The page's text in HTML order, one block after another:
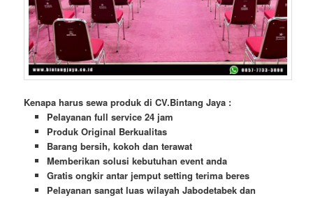
Kenapa harus sewa produk di CV.Bintang Jaya :
Pelayanan full service 24 jam
Produk Original Berkualitas
Barang bersih, kokoh dan terawat
Memberikan solusi kebutuhan event anda
Gratis ongkir antar jemput setting terima beres
Pelayanan sangat luas wilayah Jabodetabek dan